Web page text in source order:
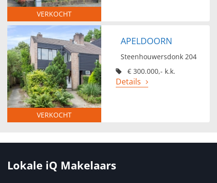
VERKOCHT
VERKOCHT
APELDOORN
Steenhouwersdonk 204
€ 300.000,- k.k.
Details
Lokale iQ Makelaars